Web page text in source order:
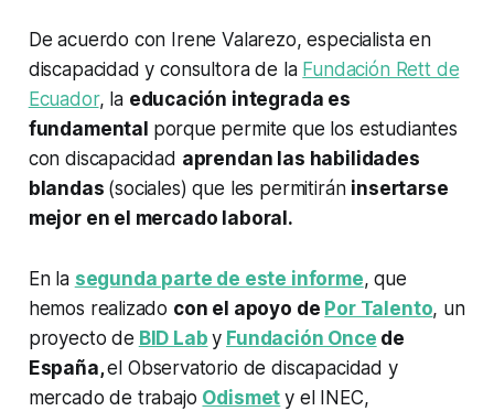
De acuerdo con Irene Valarezo, especialista en
discapacidad y consultora de la Fundación Rett de
Ecuador, la educación integrada es
fundamental porque permite que los estudiantes
con discapacidad aprendan las habilidades
blandas (sociales) que les permitirán insertarse
mejor en el mercado laboral.
En la segunda parte de este informe, que
hemos realizado con el apoyo de Por Talento, un
proyecto de BID Lab y Fundación Once de
España,el Observatorio de discapacidad y
mercado de trabajo Odismet y el INEC,